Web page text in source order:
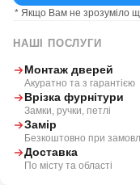
* Якщо Вам не зрозуміло
НАШІ ПОСЛУГИ
Монтаж дверей
Акуратно та з гарантією
Врізка фурнітури
Замки, ручки, петлі
Замір
Безкоштовно при
Доставка
По місту та області